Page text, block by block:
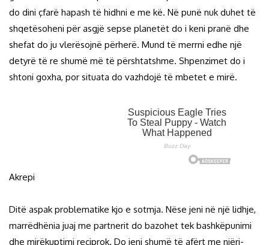
do dini çfarë hapash të hidhni e me kë. Në punë nuk duhet të
shqetësoheni për asgjë sepse planetët do i keni pranë dhe
shefat do ju vlerësojnë përherë. Mund të merrni edhe një
detyrë të re shumë më të përshtatshme. Shpenzimet do i
shtoni goxha, por situata do vazhdojë të mbetet e mirë.
Akrepi
Ditë aspak problematike kjo e sotmja. Nëse jeni në një lidhje,
marrëdhënia juaj me partnerit do bazohet tek bashkëpunimi
dhe mirëkuptimi reciprok. Do jeni shumë të afërt me njëri-